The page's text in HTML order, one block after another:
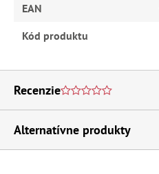
EAN
Kód produktu
Recenzie
Alternatívne produkty